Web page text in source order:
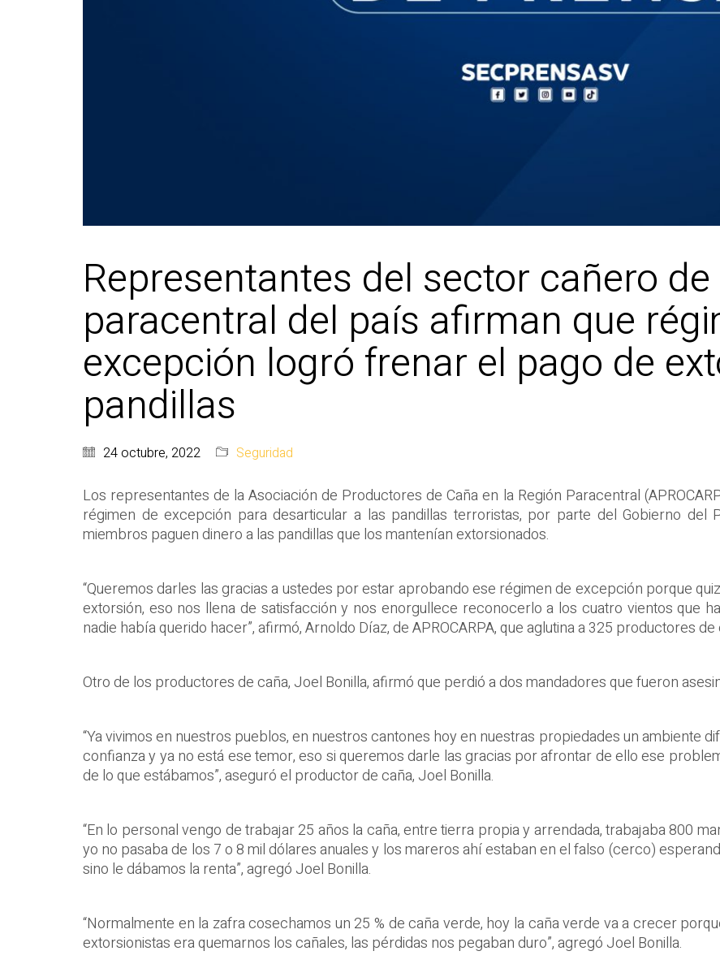
Representantes del sector cañero
paracentral del país afirman que
excepción logró frenar el pago de
pandillas
24 octubre, 2022 Seguridad
Los representantes de la Asociación de Productores de Caña en la Región Paracentral
régimen de excepción para desarticular a las pandillas terroristas, por parte del Gobierno del
miembros paguen dinero a las pandillas que los mantenían extorsionados.
“Queremos darles las gracias a ustedes por estar aprobando ese régimen de excepción porque
extorsión, eso nos llena de satisfacción y nos enorgullece reconocerlo a los cuatro vientos que
nadie había querido hacer”, afirmó, Arnoldo Díaz, de APROCARPA, que aglutina a 325 productores de
Otro de los productores de caña, Joel Bonilla, afirmó que perdió a dos mandadores que fueron
“Ya vivimos en nuestros pueblos, en nuestros cantones hoy en nuestras propiedades un ambiente
confianza y ya no está ese temor, eso si queremos darle las gracias por afrontar de ello ese
de lo que estábamos”, aseguró el productor de caña, Joel Bonilla.
“En lo personal vengo de trabajar 25 años la caña, entre tierra propia y arrendada, trabajaba 800
yo no pasaba de los 7 o 8 mil dólares anuales y los mareros ahí estaban en el falso (cerco)
sino le dábamos la renta”, agregó Joel Bonilla.
“Normalmente en la zafra cosechamos un 25 % de caña verde, hoy la caña verde va a crecer
extorsionistas era quemarnos los cañales, las pérdidas nos pegaban duro”, agregó Joel Bonilla.